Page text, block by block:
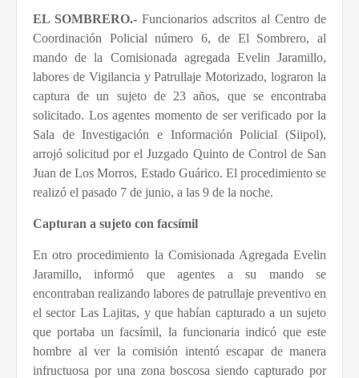
EL SOMBRERO.- Funcionarios adscritos al Centro de
Coordinación Policial número 6, de El Sombrero, al
mando de la Comisionada agregada Evelin Jaramillo,
labores de Vigilancia y Patrullaje Motorizado, lograron la
captura de un sujeto de 23 años, que se encontraba
solicitado. Los agentes momento de ser verificado por la
Sala de Investigación e Información Policial (Siipol),
arrojó solicitud por el Juzgado Quinto de Control de San
Juan de Los Morros, Estado Guárico. El procedimiento se
realizó el pasado 7 de junio, a las 9 de la noche.
Capturan a sujeto con facsímil
En otro procedimiento la Comisionada Agregada Evelin
Jaramillo, informó que agentes a su mando se
encontraban realizando labores de patrullaje preventivo en
el sector Las Lajitas, y que habían capturado a un sujeto
que portaba un facsímil, la funcionaria indicó que este
hombre al ver la comisión intentó escapar de manera
infructuosa por una zona boscosa siendo capturado por